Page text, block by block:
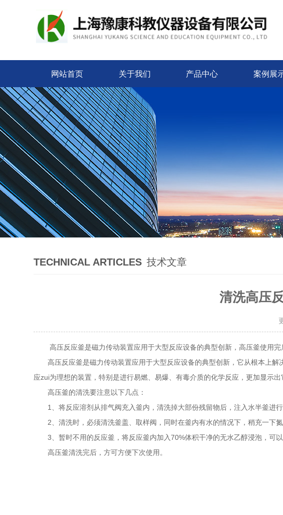
网站首页 关于我们 产品中心 案例展
TECHNICAL ARTICLES 技术文章
清洗高压
高压反应釜是磁力传动装置应用于大型反应设备的典型创新，高压釜使用完
高压反应釜是磁力传动装置应用于大型反应设备的典型创新，它从根本上解
应zui为理想的装置，特别是进行易燃、易爆、有毒介质的化学反应，更加显示出
高压釜的清洗要注意以下几点：
1、将反应溶剂从排气阀充入釜内，清洗掉大部份残留物后，注入水半釜进行
2、清洗时，必须清洗釜盖、取样阀，同时在釜内有水的情况下，稍充一下氮
3、暂时不用的反应釜，将反应釜内加入70%体积干净的无水乙醇浸泡，可以
高压釜清洗完后，方可方便下次使用。